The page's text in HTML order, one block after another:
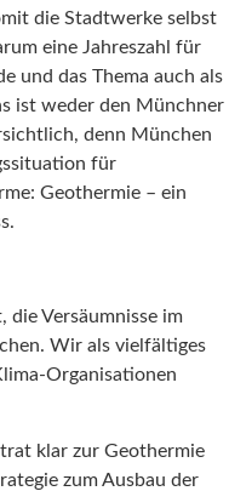
die Stadtwerke selbst
eine Jahreszahl für
und das Thema auch als
ist weder den Münchner
denn München
für
Geothermie – ein
Versäumnisse im
Wir als vielfältiges
Organisationen
klar zur Geothermie
zum Ausbau der